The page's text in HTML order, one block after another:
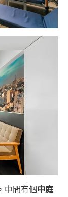
中間有個中庭